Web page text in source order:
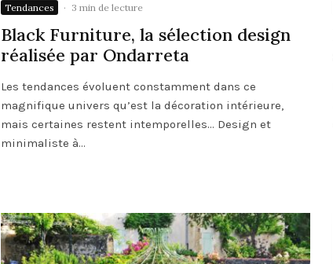
Tendances · 3 min de lecture
Black Furniture, la sélection design
réalisée par Ondarreta
Les tendances évoluent constamment dans ce
magnifique univers qu’est la décoration intérieure,
mais certaines restent intemporelles… Design et
minimaliste à...